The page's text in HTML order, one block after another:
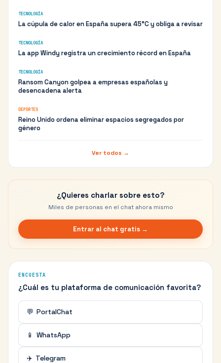
TECNOLOGÍA
La cúpula de calor en España supera 45°C y obliga a revisar
TECNOLOGÍA
La app Windy registra un crecimiento récord en España
TECNOLOGÍA
Ransom Canyon golpea a empresas españolas y
desencadena alerta
DEPORTES
Reino Unido ordena eliminar espacios segregados por
género
Ver todos →
¿Quieres charlar sobre esto?
Miles de personas en el chat ahora mismo
Entrar al chat gratis →
ENCUESTA
¿Cuál es tu plataforma de comunicación favorita?
💬 PortalChat
📱 WhatsApp
✈️ Telegram